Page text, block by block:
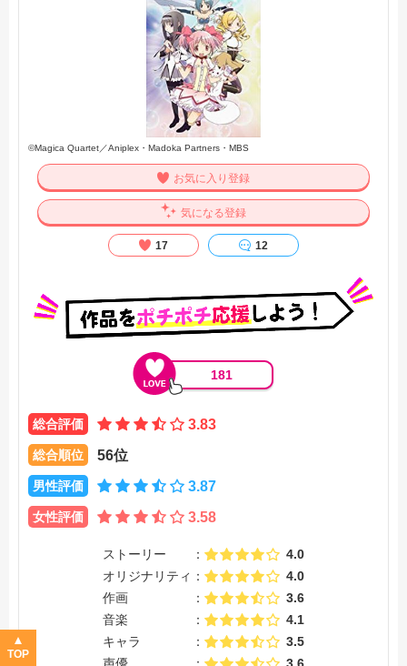
は、興行収入80億円超えの大作『シン・ゴジラ』も記憶に新
しい庵野秀明総監督による独特の境地。
その庵野総監督がアニメーションのフィールドで創作の原点
に立ち返り、新たな構想と心境によって2012年の『ヱヴァン
ゲリヲン新劇場版：Ｑ』以後、封印されてきた物語の続きを
1995年にTVシリーズ『新世紀エヴァンゲリオン』でアニメフ
ァンのみならず、アーティストや学者までを巻き込んで社会
現象を起こした初出から、実に25年――その間、常にエポッ
クメイキングであり続けたエヴァの、新たな姿を見届けよ
う。【公式サイト他参照】
©Magica Quartet／Aniplex・Madoka Partners・MBS
お気に入り登録
気になる登録
17 12
181
総合評価 3.83
総合順位 56位
男性評価 3.87
女性評価 3.58
ストーリー
4.0
オリジナリティ
4.0
作画
3.6
音楽
4.1
キャラ
3.5
声優
TOP